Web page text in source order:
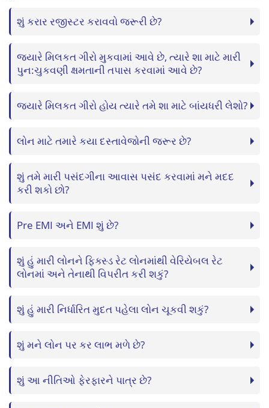
શું કરાર રજીસ્ટર કરાવવો જરૂરી છે?
જ્યારે મિલકત ગીરો મુકવામાં આવે છે, ત્યારે શા માટે મારી
પુન:ચુકવણી ક્ષમતાની તપાસ કરવામાં આવે છે?
જ્યારે મિલકત ગીરો હોય ત્યારે તમે શા માટે બાંયધરી લેશો?
લોન માટે તમારે કયા દસ્તાવેજોની જરૂર છે?
શું તમે મારી પસંદગીના આવાસ પસંદ કરવામાં મને મદદ
કરી શકો છો?
Pre EMI અને EMI શું છે?
શું હું મારી લોનને ફિક્સ્ડ રેટ લોનમાંથી વેરિયેબલ રેટ
લોનમાં અને તેનાથી વિપરીત કરી શકું?
શું હું મારી નિર્ધારિત મુદત પહેલા લોન ચૂકવી શકું?
શું મને લોન પર કર લાભ મળે છે?
શું આ નીતિઓ ફેરફારને પાત્ર છે?